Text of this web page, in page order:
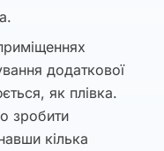
додаткової
як плівка.
зробити
кілька